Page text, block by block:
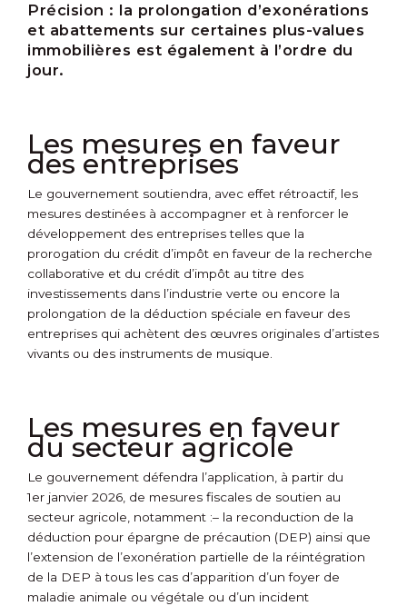
Précision : la prolongation d’exonérations
et abattements sur certaines plus-values
immobilières est également à l’ordre du
jour.
Les mesures en faveur
des entreprises
Le gouvernement soutiendra, avec effet rétroactif, les
mesures destinées à accompagner et à renforcer le
développement des entreprises telles que la
prorogation du crédit d’impôt en faveur de la recherche
collaborative et du crédit d’impôt au titre des
investissements dans l’industrie verte ou encore la
prolongation de la déduction spéciale en faveur des
entreprises qui achètent des œuvres originales d’artistes
vivants ou des instruments de musique.
Les mesures en faveur
du secteur agricole
Le gouvernement défendra l’application, à partir du
1er janvier 2026, de mesures fiscales de soutien au
secteur agricole, notamment :– la reconduction de la
déduction pour épargne de précaution (DEP) ainsi que
l’extension de l’exonération partielle de la réintégration
de la DEP à tous les cas d’apparition d’un foyer de
maladie animale ou végétale ou d’un incident